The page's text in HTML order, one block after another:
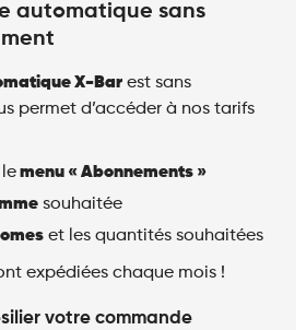
automatique sans
X-Barest sans
permet d’accéder à nos tarifs
menu « Abonnements »
souhaitée
et les quantités souhaitées
expédiées chaque mois !
votre commande